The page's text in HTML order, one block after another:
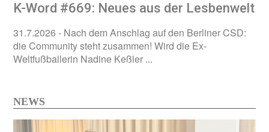
K-Word #669: Neues aus der Lesbenwelt
31.7.2026 - Nach dem Anschlag auf den Berliner CSD:
die Community steht zusammen! Wird die Ex-
Weltfußballerin Nadine Keßler ...
NEWS